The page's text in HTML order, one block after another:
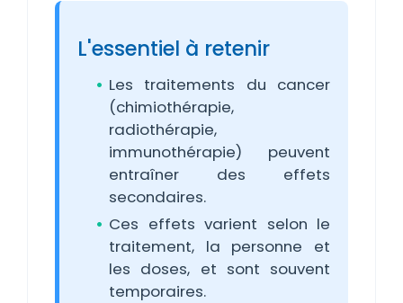
L'essentiel à retenir
Les traitements du cancer
(chimiothérapie,
radiothérapie,
immunothérapie) peuvent
entraîner des effets
secondaires.
Ces effets varient selon le
traitement, la personne et
les doses, et sont souvent
temporaires.